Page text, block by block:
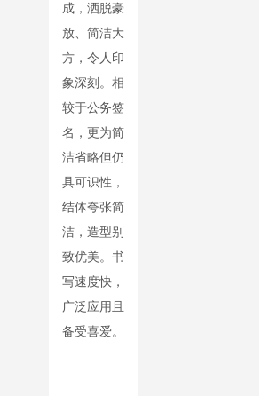
成，洒脱豪
放、简洁大
方，令人印
象深刻。相
较于公务签
名，更为简
洁省略但仍
具可识性，
结体夸张简
洁，造型别
致优美。书
写速度快，
广泛应用且
备受喜爱。